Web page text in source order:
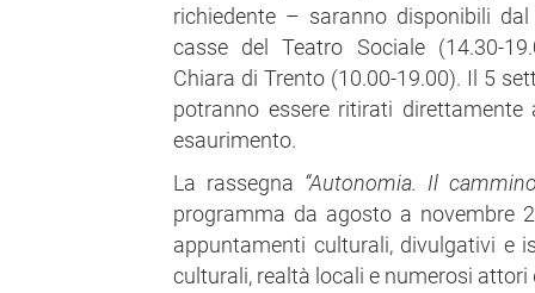
richiedente – saranno disponibili
casse del Teatro Sociale (14.30-
Chiara di Trento (10.00-19.00). Il 5
potranno essere ritirati direttamente
esaurimento.
La rassegna “Autonomia. Il
programma da agosto a novembre
appuntamenti culturali, divulgativi e
culturali, realtà locali e numerosi